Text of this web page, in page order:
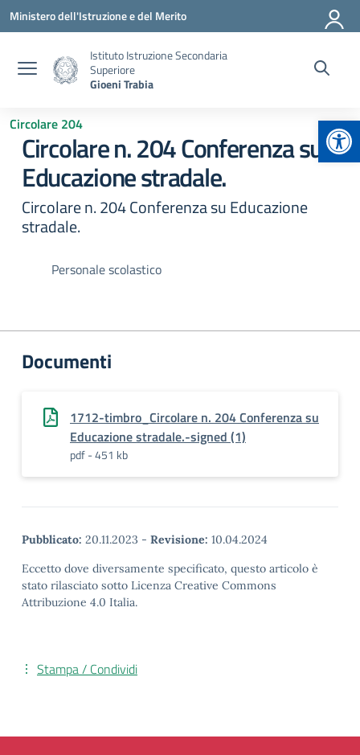
Vai ai contenuti
Vai al menu di navigazione
Vai al footer
Ministero dell'Istruzione e del Merito
Istituto Istruzione Secondaria
Superiore
Gioeni Trabia
Circolare 204
Circolare n. 204 Conferenza su
Educazione stradale.
Circolare n. 204 Conferenza su Educazione
stradale.
Personale scolastico
Documenti
1712-timbro_Circolare n. 204 Conferenza su
Educazione stradale.-signed (1)
pdf - 451 kb
Pubblicato: 20.11.2023 - Revisione: 10.04.2024
Eccetto dove diversamente specificato, questo articolo è
stato rilasciato sotto Licenza Creative Commons
Attribuzione 4.0 Italia.
Stampa / Condividi